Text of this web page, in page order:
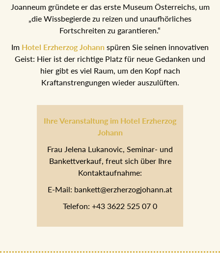
Joanneum gründete er das erste Museum Österreichs, um
„die Wissbegierde zu reizen und unaufhörliches
Fortschreiten zu garantieren.“
ImHotel Erzherzog Johannspüren Sie seinen
innovativen Geist: Hier ist der richtige Platz für neue
Gedanken und hier gibt es viel Raum, um den Kopf nach
Kraftanstrengungen wieder auszulüften.
Ihre Veranstaltung im Hotel
Erzherzog Johann
Frau Jelena Lukanovic, Seminar- und
Bankettverkauf, freut sich über Ihre
Kontaktaufnahme:
E-Mail: bankett@erzherzogjohann.at
Telefon: +43 3622 525 07 0